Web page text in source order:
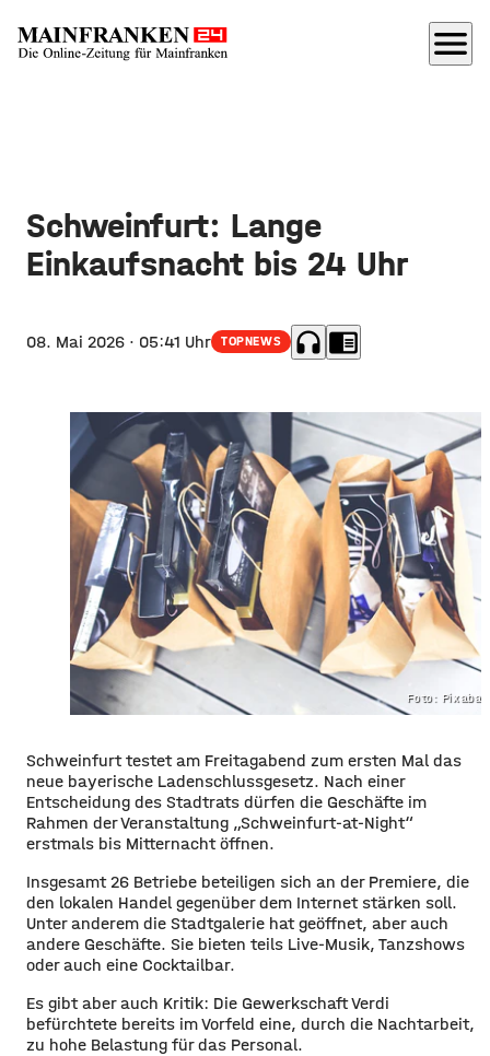
menu
Schweinfurt: Lange
Einkaufsnacht bis 24 Uhr
08. Mai 2026 · 05:41 Uhr TOPNEWS headphones chrome_reader_mode
Foto:
Schweinfurt testet am Freitagabend zum ersten Mal das
neue bayerische Ladenschlussgesetz. Nach einer
Entscheidung des Stadtrats dürfen die Geschäfte im
Rahmen der Veranstaltung „Schweinfurt-at-Night“
erstmals bis Mitternacht öffnen.
Insgesamt 26 Betriebe beteiligen sich an der Premiere, die
den lokalen Handel gegenüber dem Internet stärken soll.
Unter anderem die Stadtgalerie hat geöffnet, aber auch
andere Geschäfte. Sie bieten teils Live-Musik, Tanzshows
oder auch eine Cocktailbar.
Es gibt aber auch Kritik: Die Gewerkschaft Verdi
befürchtete bereits im Vorfeld eine, durch die Nachtarbeit,
zu hohe Belastung für das Personal.